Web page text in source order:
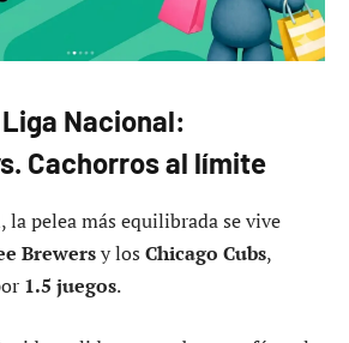
Nacional:
Cachorros al límite
la pelea más equilibrada se vive
Brewersy los Chicago Cubs,
1.5 juegos.